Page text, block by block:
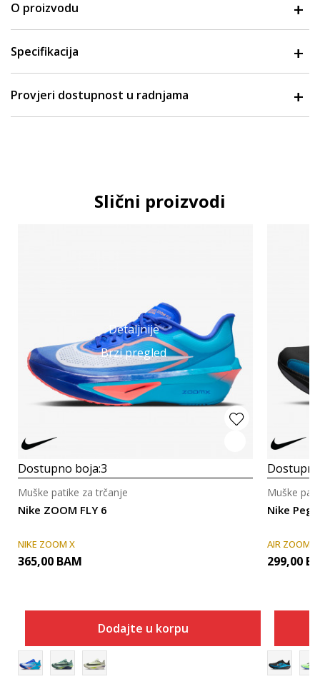
O proizvodu
Specifikacija
Provjeri dostupnost u radnjama
Slični proizvodi
Detaljnije
Brzi pregled
Dostupno boja:3
Nike ZOOM FLY 6
Muške patike za trčanje
NIKE ZOOM X
365,00 BAM
Dodajte u korpu
Nike
Muške
AIR ZOOM
299,00